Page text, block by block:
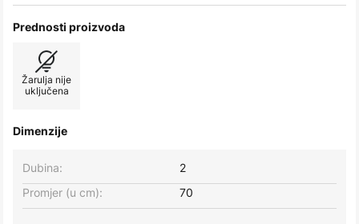
Prednosti proizvoda
Žarulja nije
uključena
Dimenzije
Dubina:
2
Promjer (u cm):
70